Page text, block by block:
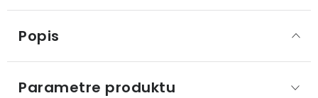
Popis
Parametre produktu